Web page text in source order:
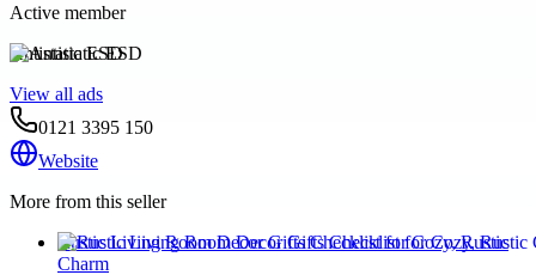
Active member
Antistatic ESD
View all ads
0121 3395 150
Website
More from this seller
Rustic Living Room Decor Gifts Checklist for Cozy, Rustic
Charm